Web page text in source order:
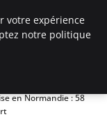
en Normandie : 58
votre expérience
notre politique